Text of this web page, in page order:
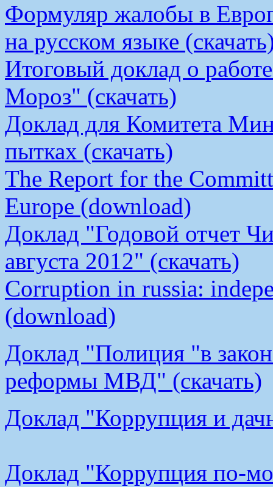
Формуляр жалобы в
на русском языке
Итоговый доклад о
Мороз" (скачать)
Доклад для Комитета
пытках (скачать)
The Report for the
Europe (download)
Доклад "Годовой отчет
августа 2012" (скачать)
Corruption in russia:
(download)
Доклад "Полиция "в
реформы МВД" (скачать)
Доклад "Коррупция и
Доклад "Коррупция по-